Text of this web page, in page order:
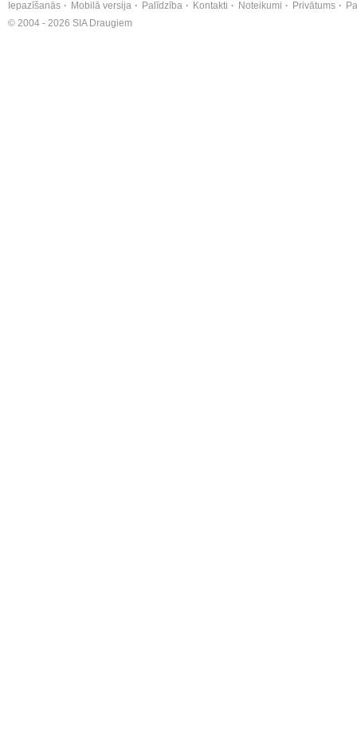
Iepazīšanās Mobilā versija Palīdzība Kontakti Noteikumi Privātums
© 2004 - 2026 SIA Draugiem